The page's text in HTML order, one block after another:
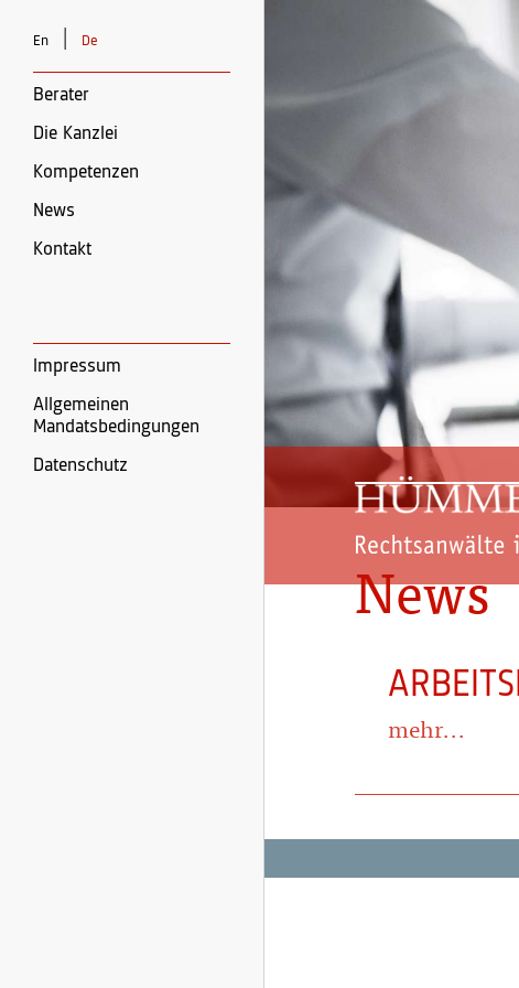
En De
Berater
Die Kanzlei
Kompetenzen
News
Kontakt
Impressum
Allgemeinen
Mandatsbedingungen
Datenschutz
News
mehr...